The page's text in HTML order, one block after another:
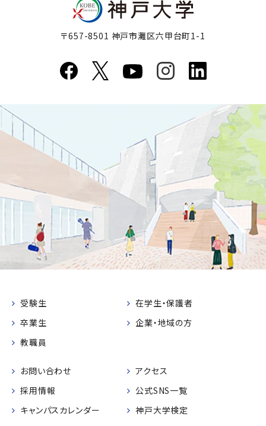
〒657-8501 神戸市灘区六甲台町1-1
受験生
在学生・保護者
卒業生
企業・地域の方
教職員
お問い合わせ
アクセス
採用情報
公式SNS一覧
キャンパスカレンダー
神戸大学検定